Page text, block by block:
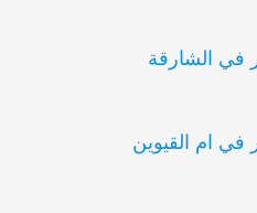
في الشارقة
ام القيوين